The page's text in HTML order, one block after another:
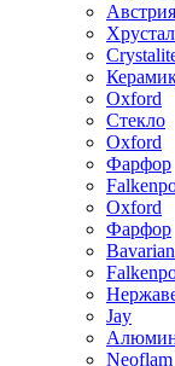
Австрия
Oxford
Стекло
Oxford
Фарфор
Oxford
Фарфор
Jay
Neoflam